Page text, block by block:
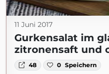
11 Juni 2017
Gurkensalat im
zitronensaft und
48 0 Speichern